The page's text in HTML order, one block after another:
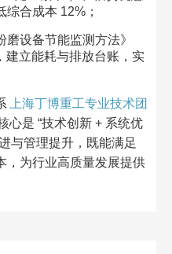
合成本 12%；​
磨设备节能监测方法》
建立能耗与排放台账，实
上海丁博重工专业技术团
心是 “技术创新 + 系统优
与管理提升，既能满足
，为行业高质量发展提供